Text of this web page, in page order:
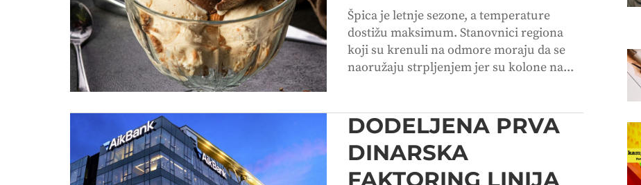
Špica je letnje sezone, a temperature
dostižu maksimum. Stanovnici regiona
koji su krenuli na odmore moraju da se
naoružaju strpljenjem jer su kolone na...
DODELJENA PRVA
DINARSKA
FAKTORING LINIJA